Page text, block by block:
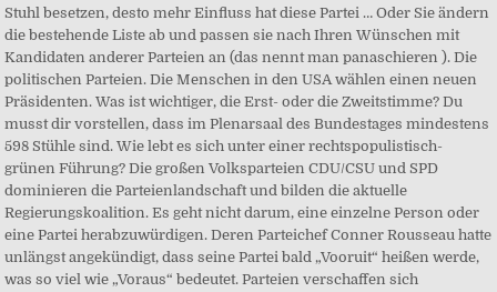
Stuhl besetzen, desto mehr Einfluss hat diese Partei … Oder Sie ändern
die bestehende Liste ab und passen sie nach Ihren Wünschen mit
Kandidaten anderer Parteien an (das nennt man panaschieren ). Die
politischen Parteien. Die Menschen in den USA wählen einen neuen
Präsidenten. Was ist wichtiger, die Erst- oder die Zweitstimme? Du
musst dir vorstellen, dass im Plenarsaal des Bundestages mindestens
598 Stühle sind. Wie lebt es sich unter einer rechtspopulistisch-
grünen Führung? Die großen Volksparteien CDU/CSU und SPD
dominieren die Parteienlandschaft und bilden die aktuelle
Regierungskoalition. Es geht nicht darum, eine einzelne Person oder
eine Partei herabzuwürdigen. Deren Parteichef Conner Rousseau hatte
unlängst angekündigt, dass seine Partei bald „Vooruit“ heißen werde,
was so viel wie „Voraus“ bedeutet. Parteien verschaffen sich